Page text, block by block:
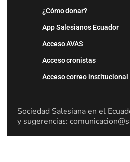
¿Cómo donar?
App Salesianos Ecuador
Acceso AVAS
Acceso cronistas
Acceso correo institucional
Sociedad Salesiana en el
y sugerencias: